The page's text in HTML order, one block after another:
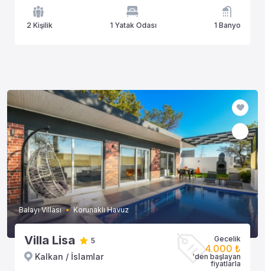
2 Kişilik 1 Yatak Odası 1 Banyo
Balayı Villası Korunaklı Havuz
Villa Lisa 5
Kalkan / İslamlar
Gecelik
4.000 ₺
'den başlayan
fiyatlarla